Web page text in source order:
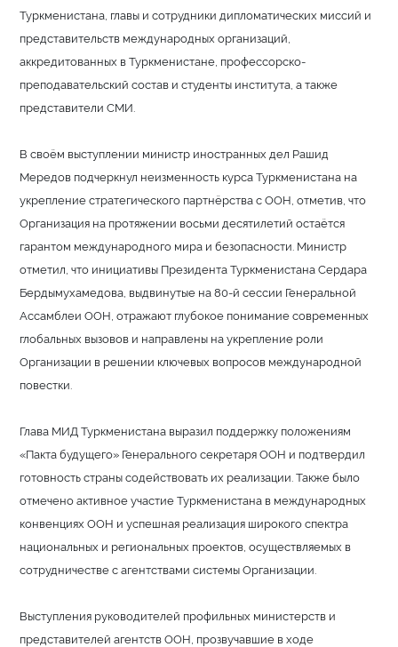
Туркменистана, главы и сотрудники дипломатических миссий и
представительств международных организаций,
аккредитованных в Туркменистане, профессорско-
преподавательский состав и студенты института, а также
представители СМИ.
В своём выступлении министр иностранных дел Рашид
Мередов подчеркнул неизменность курса Туркменистана на
укрепление стратегического партнёрства с ООН, отметив, что
Организация на протяжении восьми десятилетий остаётся
гарантом международного мира и безопасности. Министр
отметил, что инициативы Президента Туркменистана Сердара
Бердымухамедова, выдвинутые на 80-й сессии Генеральной
Ассамблеи ООН, отражают глубокое понимание современных
глобальных вызовов и направлены на укрепление роли
Организации в решении ключевых вопросов международной
повестки.
Глава МИД Туркменистана выразил поддержку положениям
«Пакта будущего» Генерального секретаря ООН и подтвердил
готовность страны содействовать их реализации. Также было
отмечено активное участие Туркменистана в международных
конвенциях ООН и успешная реализация широкого спектра
национальных и региональных проектов, осуществляемых в
сотрудничестве с агентствами системы Организации.
Выступления руководителей профильных министерств и
представителей агентств ООН, прозвучавшие в ходе